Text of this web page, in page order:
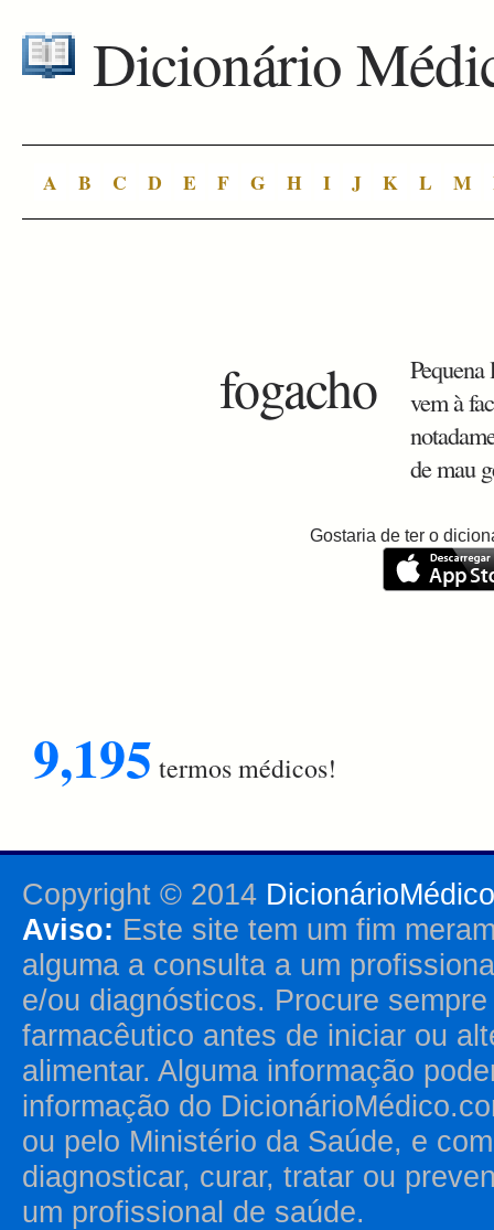
Dicionário
A B C D E F G H I J K L M
fogacho
Pequena
vem à
de mau
Gostaria de ter o
9,195 termos médicos!
Copyright © 2014
Aviso: Este site tem um fim
alguma a consulta a um
e/ou diagnósticos. Procure
farmacêutico antes de iniciar ou
alimentar. Alguma informação
informação do
ou pelo Ministério da Saúde, e
diagnosticar, curar, tratar ou
um profissional de saúde.